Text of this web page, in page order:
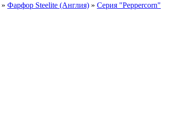
» Фарфор Steelite (Англия) » Серия "Peppercorn"